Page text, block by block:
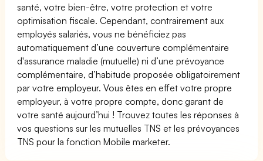
santé, votre bien-être, votre protection et votre
optimisation fiscale. Cependant, contrairement aux
employés salariés, vous ne bénéficiez pas
automatiquement d’une couverture complémentaire
d'assurance maladie (mutuelle) ni d’une prévoyance
complémentaire, d’habitude proposée obligatoirement
par votre employeur. Vous êtes en effet votre propre
employeur, à votre propre compte, donc garant de
votre santé aujourd’hui ! Trouvez toutes les réponses à
vos questions sur les mutuelles TNS et les prévoyances
TNS pour la fonction Mobile marketer.